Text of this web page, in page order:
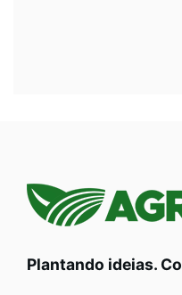
Plantando ideias.